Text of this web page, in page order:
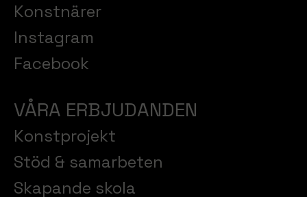
Konstnärer
Instagram
Facebook
VÅRA ERBJUDANDEN
Konstprojekt
Stöd & samarbeten
Skapande skola